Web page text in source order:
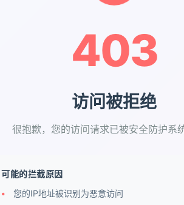
403
访问被拒绝
很抱歉，您的访问请求已被安全防护系
可能的拦截原因
您的IP地址被识别为恶意访问